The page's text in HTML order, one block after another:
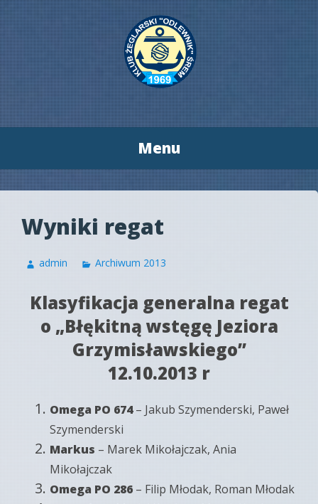
Menu
Przeskocz
do
Wyniki regat
admin Archiwum 2013
Klasyfikacja generalna regat
o „Błękitną wstęgę Jeziora
Grzymisławskiego”
12.10.2013 r
Omega PO 674– Jakub Szymenderski, Paweł
Szymenderski
Markus – Marek Mikołajczak, Ania
Mikołajczak
Omega PO 286 – Filip Młodak, Roman Młodak